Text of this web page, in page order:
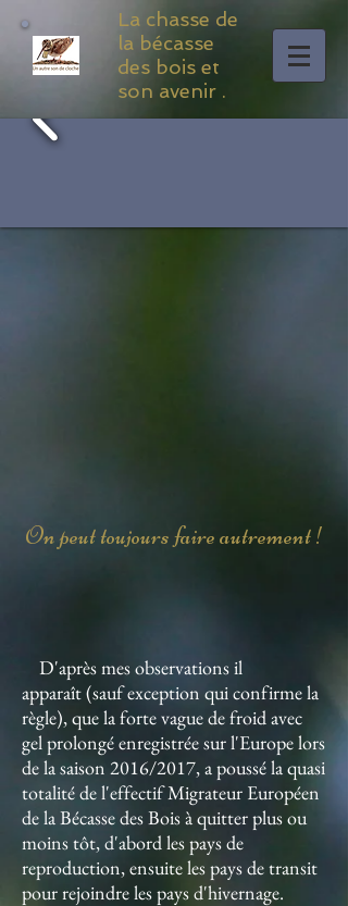
La chasse de
la bécasse
des bois et
son avenir .
On peut toujours faire autrement !
D'après mes observations il
apparaît (sauf exception qui confirme la
règle), que la forte vague de froid avec
gel prolongé enregistrée sur l'Europe lors
de la saison 2016/2017, a poussé la quasi
totalité de l'effectif Migrateur Européen
de la Bécasse des Bois à quitter plus ou
moins tôt, d'abord les pays de
reproduction, ensuite les pays de transit
pour rejoindre les pays d'hivernage.